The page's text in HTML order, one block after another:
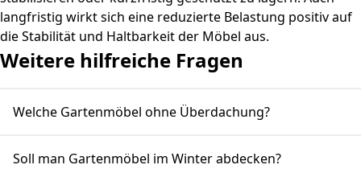
langfristig wirkt sich eine reduzierte Belastung positiv auf
die Stabilität und Haltbarkeit der Möbel aus.
Weitere hilfreiche Fragen
Welche Gartenmöbel ohne Überdachung?
Soll man Gartenmöbel im Winter abdecken?